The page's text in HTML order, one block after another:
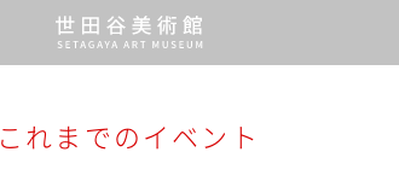
これまでのイベント